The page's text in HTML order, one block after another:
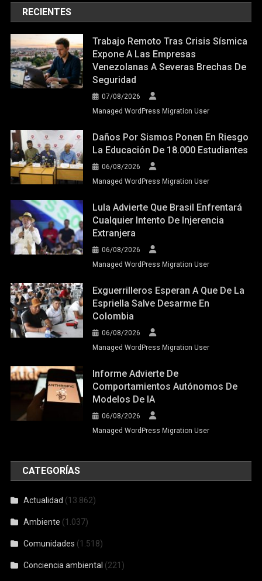
RECIENTES
Trabajo Remoto Tras Crisis Sísmica
Expone A Las Empresas
Venezolanas A Severas Brechas De
Seguridad
07/08/2026
Managed WordPress Migration User
Daños Por Sismos Ponen En Riesgo
La Educación De 18.000 Estudiantes
06/08/2026
Managed WordPress Migration User
Lula Advierte Que Brasil Enfrentará
Cualquier Intento De Injerencia
Extranjera
06/08/2026
Managed WordPress Migration User
Exguerrilleros Esperan A Que De La
Espriella Salve Desarme En
Colombia
06/08/2026
Managed WordPress Migration User
Informe Advierte De
Comportamientos Autónomos De
Modelos De IA
06/08/2026
Managed WordPress Migration User
CATEGORÍAS
Actualidad (13.862)
Ambiente (1.037)
Comunidades (1.518)
Conciencia ambiental (221)